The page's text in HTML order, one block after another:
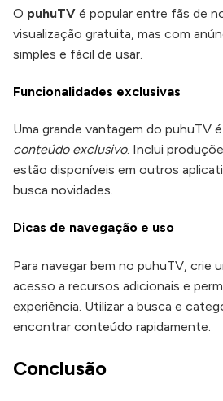
O puhuTV é popular entre fãs de
visualização gratuita, mas com
simples e fácil de usar.
Funcionalidades exclusivas
Uma grande vantagem do puhuTV
conteúdo exclusivo. Inclui
estão disponíveis em outros
busca novidades.
Dicas de navegação e uso
Para navegar bem no puhuTV, crie
acesso a recursos adicionais e
experiência. Utilizar a busca e
encontrar conteúdo rapidamente.
Conclusão